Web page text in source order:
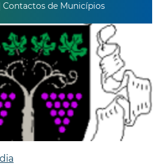
Contactos de Municípios